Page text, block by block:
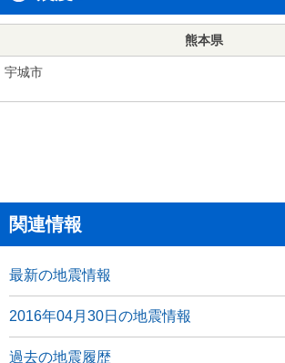
熊本県
宇城市
関連情報
最新の地震情報
2016年04月30日の地震情報
過去の地震履歴